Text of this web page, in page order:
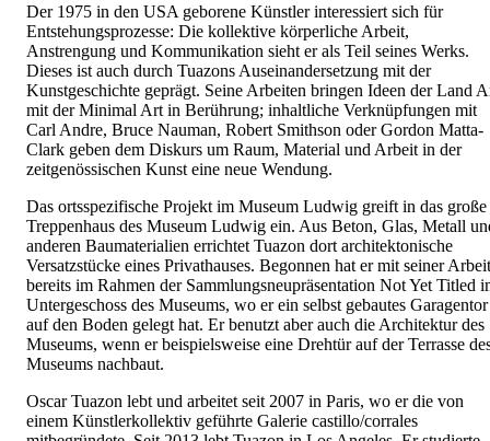
Der 1975 in den USA geborene Künstler interessiert sich für
Entstehungsprozesse: Die kollektive körperliche Arbeit,
Anstrengung und Kommunikation sieht er als Teil seines Werks.
Dieses ist auch durch Tuazons Auseinandersetzung mit der
Kunstgeschichte geprägt. Seine Arbeiten bringen Ideen der Land
mit der Minimal Art in Berührung; inhaltliche Verknüpfungen mit
Carl Andre, Bruce Nauman, Robert Smithson oder Gordon Matta-
Clark geben dem Diskurs um Raum, Material und Arbeit in der
zeitgenössischen Kunst eine neue Wendung.
Das ortsspezifische Projekt im Museum Ludwig greift in das große
Treppenhaus des Museum Ludwig ein. Aus Beton, Glas, Metall
anderen Baumaterialien errichtet Tuazon dort architektonische
Versatzstücke eines Privathauses. Begonnen hat er mit seiner Arbeit
bereits im Rahmen der Sammlungsneupräsentation Not Yet Titled
Untergeschoss des Museums, wo er ein selbst gebautes Garagentor
auf den Boden gelegt hat. Er benutzt aber auch die Architektur des
Museums, wenn er beispielsweise eine Drehtür auf der Terrasse
Museums nachbaut.
Oscar Tuazon lebt und arbeitet seit 2007 in Paris, wo er die von
einem Künstlerkollektiv geführte Galerie castillo/corrales